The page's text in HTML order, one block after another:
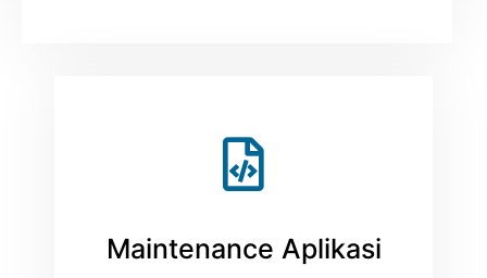
Maintenance Aplikasi